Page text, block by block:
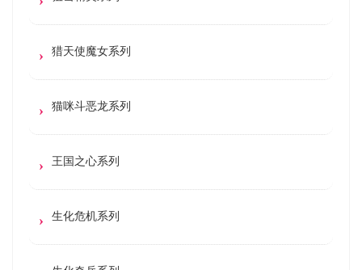
猎天使魔女系列
猫咪斗恶龙系列
王国之心系列
生化危机系列